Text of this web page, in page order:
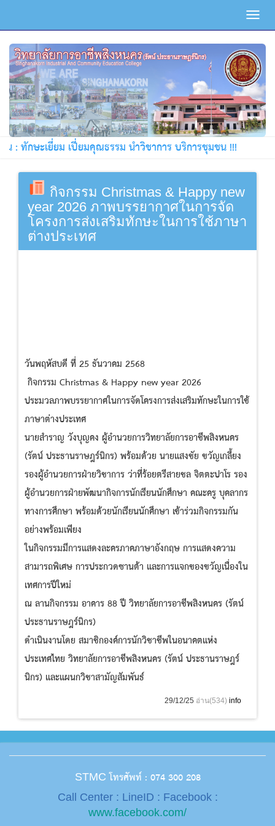
: ทักษะเยี่ยม เปี่ยมคุณธรรม นำวิชาการ บริการชุมชน !!!
กิจกรรม Christmas & Happy new
year 2026 ภาพบรรยากาศในการจัด
โครงการส่งเสริมทักษะในการใช้ภาษา
ต่างประเทศ
วันพฤหัสบดี ที่ 25 ธันวาคม 2568
กิจกรรม Christmas & Happy new year 2026
ประมวลภาพบรรยากาศในการจัดโครงการส่งเสริมทักษะในการใช้
ภาษาต่างประเทศ
นายสำราญ วังบุญคง ผู้อำนวยการวิทยาลัยการอาชีพสิงหนคร
(รัตน์ ประธานราษฎร์นิกร) พร้อมด้วย นายแสงชัย ขวัญเกลี้ยง
รองผู้อำนวยการฝ่ายวิชาการ ว่าที่ร้อยตรีสายชล จิตตะปาโร รอง
ผู้อำนวยการฝ่ายพัฒนากิจการนักเรียนนักศึกษา คณะครู บุคลากร
ทางการศึกษา พร้อมด้วยนักเรียนนักศึกษา เข้าร่วมกิจกรรมกัน
อย่างพร้อมเพียง
ในกิจกรรมมีการแสดงละครภาคภาษาอังกฤษ การแสดงความ
สามารถพิเศษ การประกวดซานต้า และการแจกของขวัญเนื่องใน
เทศการปีใหม่
ณ ลานกิจกรรม อาคาร 88 ปี วิทยาลัยการอาชีพสิงหนคร (รัตน์
ประธานราษฎร์นิกร)
ดำเนินงานโดย สมาชิกองค์การนักวิชาชีพในอนาคตแห่ง
ประเทศไทย วิทยาลัยการอาชีพสิงหนคร (รัตน์ ประธานราษฎร์
นิกร) และแผนกวิชาสามัญสัมพันธ์
29/12/25 อ่าน(534) info
STMCโทรศัพท์ : 074 300 208
Call Center : LineID : Facebook :
www.facebook.com/